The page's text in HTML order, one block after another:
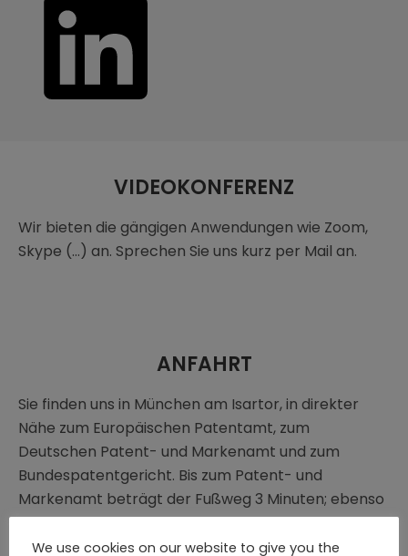
VIDEOKONFERENZ
Wir bieten die gängigen Anwendungen wie Zoom,
Skype (…) an. Sprechen Sie uns kurz per Mail an.
ANFAHRT
Sie finden uns in München am Isartor, in direkter
Nähe zum Europäischen Patentamt, zum
Deutschen Patent- und Markenamt und zum
Bundespatentgericht. Bis zum Patent- und
Markenamt beträgt der Fußweg 3 Minuten; ebenso
zum Europäischen Patentamt Standort
Erhardtstraße.
We use cookies on our website to give you the